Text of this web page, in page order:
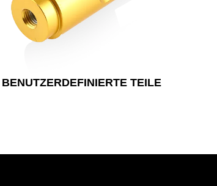
BENUTZERDEFINIERTE TEILE